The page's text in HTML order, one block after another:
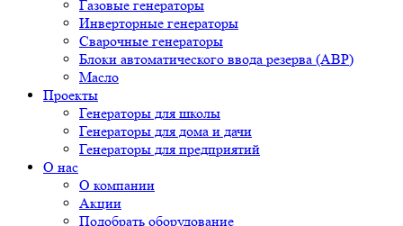
Газовые генераторы
Инверторные генераторы
Сварочные генераторы
Блоки автоматического ввода резерва (АВР)
Масло
Проекты
Генераторы для школы
Генераторы для дома и дачи
Генераторы для предприятий
О нас
О компании
Акции
Подобрать оборудование